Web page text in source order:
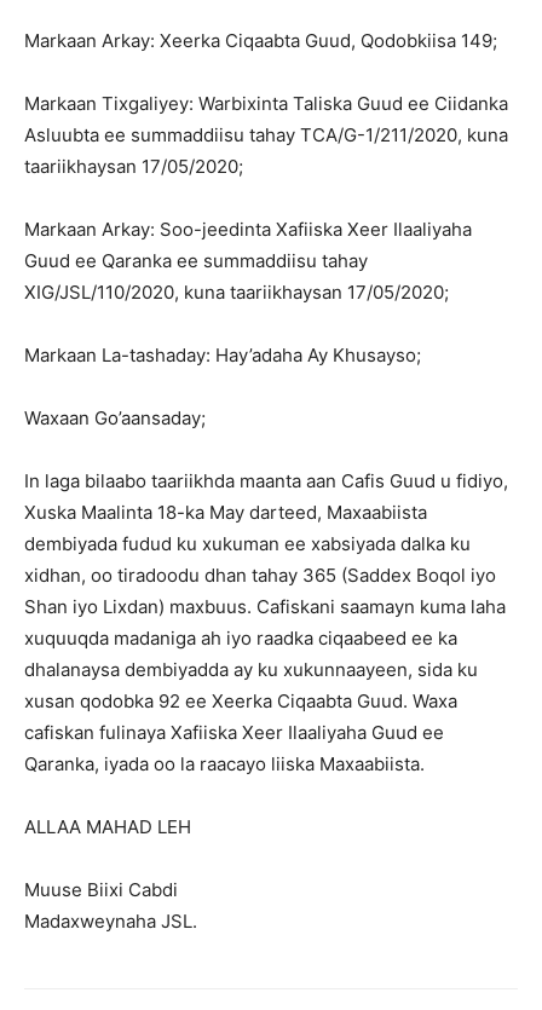
Markaan Arkay: Xeerka Ciqaabta Guud, Qodobkiisa 149;
Markaan Tixgaliyey: Warbixinta Taliska Guud ee Ciidanka
Asluubta ee summaddiisu tahay TCA/G-1/211/2020, kuna
taariikhaysan 17/05/2020;
Markaan Arkay: Soo-jeedinta Xafiiska Xeer Ilaaliyaha
Guud ee Qaranka ee summaddiisu tahay
XIG/JSL/110/2020, kuna taariikhaysan 17/05/2020;
Markaan La-tashaday: Hay’adaha Ay Khusayso;
Waxaan Go’aansaday;
In laga bilaabo taariikhda maanta aan Cafis Guud u fidiyo,
Xuska Maalinta 18-ka May darteed, Maxaabiista
dembiyada fudud ku xukuman ee xabsiyada dalka ku
xidhan, oo tiradoodu dhan tahay 365 (Saddex Boqol iyo
Shan iyo Lixdan) maxbuus. Cafiskani saamayn kuma laha
xuquuqda madaniga ah iyo raadka ciqaabeed ee ka
dhalanaysa dembiyadda ay ku xukunnaayeen, sida ku
xusan qodobka 92 ee Xeerka Ciqaabta Guud. Waxa
cafiskan fulinaya Xafiiska Xeer Ilaaliyaha Guud ee
Qaranka, iyada oo la raacayo liiska Maxaabiista.
ALLAA MAHAD LEH
Muuse Biixi Cabdi
Madaxweynaha JSL.